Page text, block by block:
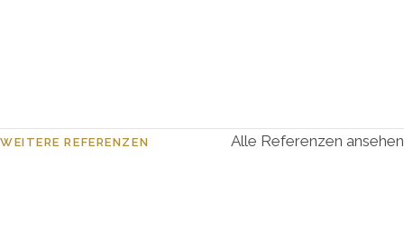
Kund:in der Agentur Reuber
WEITERE REFERENZEN Alle Referenzen ansehen